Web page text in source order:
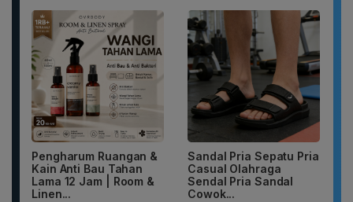
Pengharum Ruangan &
Kain Anti Bau Tahan
Lama 12 Jam | Room &
Linen...
Sandal Pria Sepatu Pria
Casual Olahraga
Sendal Pria Sandal
Cowok...